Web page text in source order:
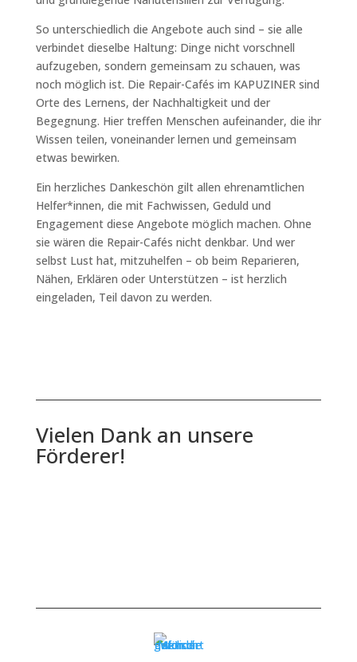
So unterschiedlich die Angebote auch sind – sie alle
verbindet dieselbe Haltung: Dinge nicht vorschnell
aufzugeben, sondern gemeinsam zu schauen, was
noch möglich ist. Die Repair-Cafés im KAPUZINER sind
Orte des Lernens, der Nachhaltigkeit und der
Begegnung. Hier treffen Menschen aufeinander, die ihr
Wissen teilen, voneinander lernen und gemeinsam
etwas bewirken.
Ein herzliches Dankeschön gilt allen ehrenamtlichen
Helfer*innen, die mit Fachwissen, Geduld und
Engagement diese Angebote möglich machen. Ohne
sie wären die Repair-Cafés nicht denkbar. Und wer
selbst Lust hat, mitzuhelfen – ob beim Reparieren,
Nähen, Erklären oder Unterstützen – ist herzlich
eingeladen, Teil davon zu werden.
Vielen Dank an unsere
Förderer!